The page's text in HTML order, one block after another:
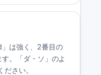
は強く、2番目の
。「ダ・ソ」のよ
さい。